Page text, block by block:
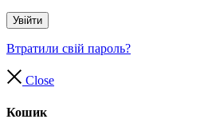
Увійти
Втратили свій пароль?
Close
Кошик